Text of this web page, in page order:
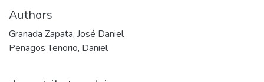
Authors
Granada Zapata, José Daniel
Penagos Tenorio, Daniel